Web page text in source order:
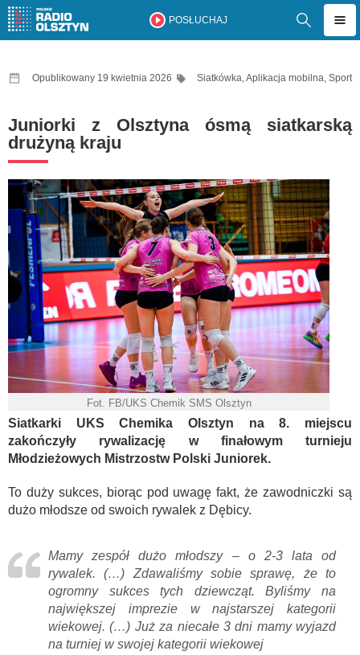
POSŁUCHAJ
Opublikowany 19 kwietnia 2026 Siatkówka,Aplikacja mobilna, Sport
Juniorki z Olsztyna ósmą siatkarską
drużyną kraju
Fot. FB/UKS Chemik SMS Olsztyn
Siatkarki UKS Chemika Olsztyn na 8. miejscu
zakończyły rywalizację w finałowym turnieju
Młodzieżowych Mistrzostw Polski Juniorek.
To duży sukces, biorąc pod uwagę fakt, że zawodniczki są
dużo młodsze od swoich rywalek z Dębicy.
Mamy zespół dużo młodszy – o 2-3 lata od
rywalek. (…) Zdawaliśmy sobie sprawę, że to
ogromny sukces tych dziewcząt. Byliśmy na
największej imprezie w najstarszej kategorii
wiekowej. (…) Już za niecałe 3 dni mamy wyjazd
na turniej w swojej kategorii wiekowej